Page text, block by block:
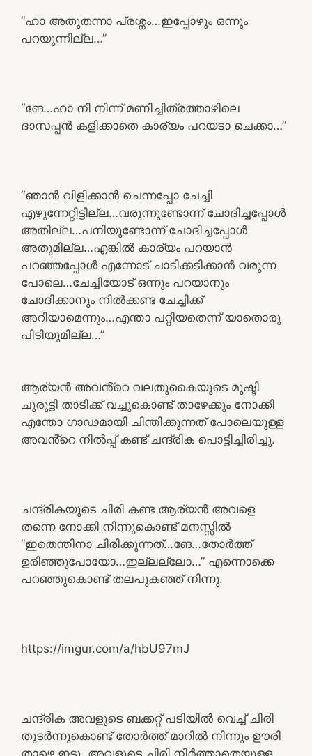
“ഹാ അതുതന്നാ പ്രശ്നം…ഇപ്പോഴും ഒന്നും
പറയുന്നില്ല…”
“ങേ…ഹാ നീ നിന്ന് മണിച്ചിത്രത്താഴിലെ
ദാസപ്പൻ കളിക്കാതെ കാര്യം പറയടാ ചെക്കാ…”
“ഞാൻ വിളിക്കാൻ ചെന്നപ്പോ ചേച്ചി
എഴുന്നേറ്റിട്ടില്ല…വരുന്നുണ്ടോന്ന് ചോദിച്ചപ്പോൾ
അതില്ല…പനിയുണ്ടോന്ന് ചോദിച്ചപ്പോൾ
അതുമില്ല…എങ്കിൽ കാര്യം പറയാൻ
പറഞ്ഞപ്പോൾ എന്നോട് ചാടിക്കടിക്കാൻ വരുന്ന
പോലെ…ചേച്ചിയോട് ഒന്നും പറയാനും
ചോദിക്കാനും നിൽക്കണ്ട ചേച്ചിക്ക്
അറിയാമെന്നും…എന്താ പറ്റിയതെന്ന് യാതൊരു
പിടിയുമില്ല…”
ആര്യൻ അവൻ്റെ വലതുകൈയുടെ മുഷ്ടി
ചുരുട്ടി താടിക്ക് വച്ചുകൊണ്ട് താഴേക്കും നോക്കി
എന്തോ ഗാഢമായി ചിന്തിക്കുന്നത് പോലെയുള്ള
അവൻ്റെ നിൽപ്പ് കണ്ട് ചന്ദ്രിക പൊട്ടിച്ചിരിച്ചു.
ചന്ദ്രികയുടെ ചിരി കണ്ട ആര്യൻ അവളെ
തന്നെ നോക്കി നിന്നുകൊണ്ട് മനസ്സിൽ
“ഇതെന്തിനാ ചിരിക്കുന്നത്…ങേ…തോർത്ത്
ഉരിഞ്ഞുപോയോ…ഇല്ലല്ലോ…” എന്നൊക്കെ
പറഞ്ഞുകൊണ്ട് തലപുകഞ്ഞ് നിന്നു.
https://imgur.com/a/hbU97mJ
ചന്ദ്രിക അവളുടെ ബക്കറ്റ് പടിയിൽ വെച്ച് ചിരി
തുടർന്നുകൊണ്ട് തോർത്ത് മാറിൽ നിന്നും ഊരി
താഴെ ഇട്ടു. അവളുടെ ചിരി നിർത്താതെയുള്ള